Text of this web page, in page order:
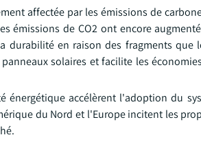
affectée par les émissions de
émissions de CO2 ont encore
durabilité en raison des fragments que
solaires et facilite les
accélèrent l'adoption du
du Nord et l'Europe incitent les